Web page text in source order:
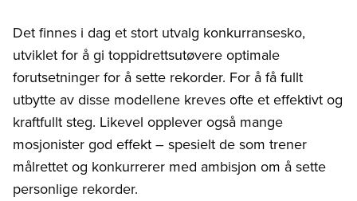
Det finnes i dag et stort utvalg konkurransesko,
utviklet for å gi toppidrettsutøvere optimale
forutsetninger for å sette rekorder. For å få fullt
utbytte av disse modellene kreves ofte et effektivt og
kraftfullt steg. Likevel opplever også mange
mosjonister god effekt – spesielt de som trener
målrettet og konkurrerer med ambisjon om å sette
personlige rekorder.